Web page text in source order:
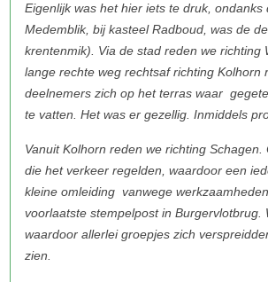
Eigenlijk was het hier iets te druk,
Medemblik, bij kasteel Radboud, was de
krentenmik). Via de stad reden we
lange rechte weg rechtsaf richting
deelnemers zich op het terras waar
te vatten. Het was er gezellig. Inmiddels
Vanuit Kolhorn reden we richting
die het verkeer regelden, waardoor een
kleine omleiding vanwege
voorlaatste stempelpost in
waardoor allerlei groepjes zich
zien.